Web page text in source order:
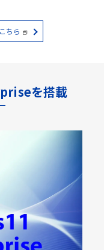
ちら
を搭載